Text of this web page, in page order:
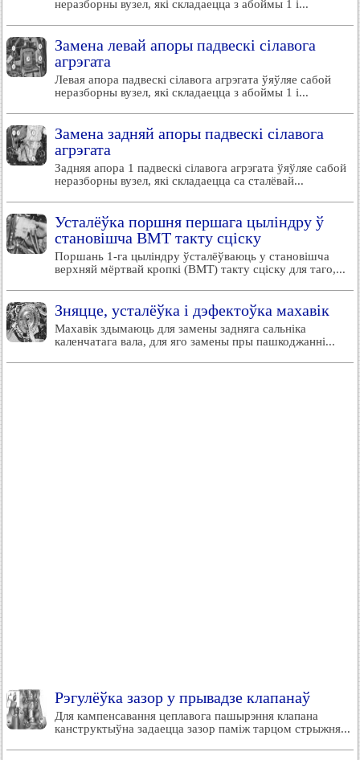
неразборны вузел, які складаецца з абоймы 1 і...
Замена левай апоры падвескі сілавога
агрэгата
Левая апора падвескі сілавога агрэгата ўяўляе сабой
неразборны вузел, які складаецца з абоймы 1 і...
Замена задняй апоры падвескі сілавога
агрэгата
Задняя апора 1 падвескі сілавога агрэгата ўяўляе сабой
неразборны вузел, які складаецца са сталёвай...
Усталёўка поршня першага цыліндру ў
становішча ВМТ такту сціску
Поршань 1-га цыліндру ўсталёўваюць у становішча
верхняй мёртвай кропкі (ВМТ) такту сціску для таго,...
Зняцце, усталёўка і дэфектоўка махавік
Махавік здымаюць для замены задняга сальніка
каленчатага вала, для яго замены пры пашкоджанні...
Рэгулёўка зазор у прывадзе клапанаў
Для кампенсавання цеплавога пашырэння клапана
канструктыўна задаецца зазор паміж тарцом стрыжня...